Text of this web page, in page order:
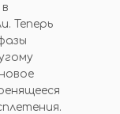
Теперь